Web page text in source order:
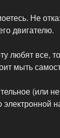
Не
двигателю.
любят все,
мыть
(или